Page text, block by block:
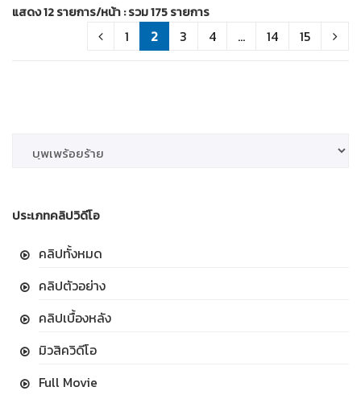
แสดง 12 รายการ/หน้า : รวม 175 รายการ
1 2 3 4 ... 14 15
ประเภทคลิปวิดีโอ
คลิปทั้งหมด
คลิปตัวอย่าง
คลิปเบื้องหลัง
มิวสิควิดีโอ
Full Movie